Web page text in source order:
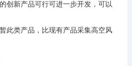
创新产品可行可进一步开发，可以
此类产品，比现有产品采集高空风